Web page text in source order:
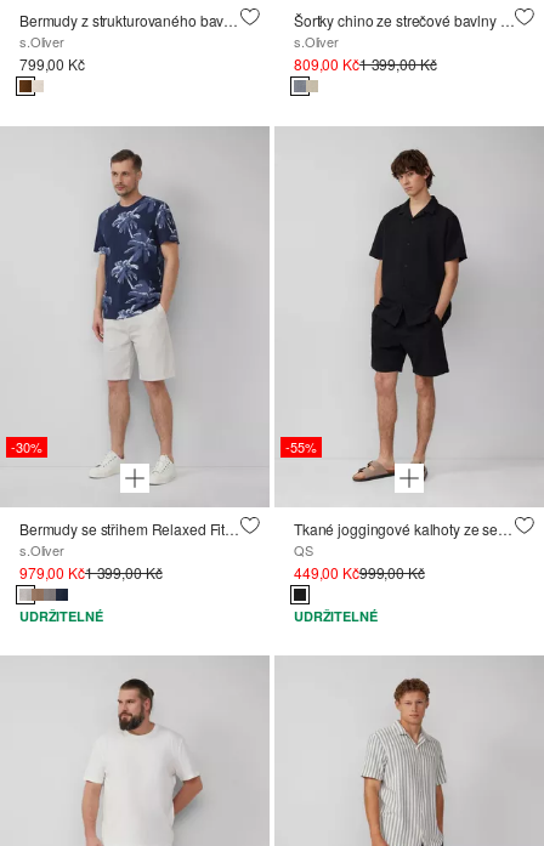
Bermudy z strukturovaného bavlněného žerzeje
s.Oliver
799,00 Kč
Šortky chino ze strečové bavlny s melírovaným vzhledem
s.Oliver
809,00 Kč1 399,00 Kč
-30%
Bermudy se střihem Relaxed Fit, s drobným vzorem a elastickým pasem
s.Oliver
979,00 Kč1 399,00 Kč
UDRŽITELNÉ
-55%
Tkané joggingové kalhoty ze seersuckeru
QS
449,00 Kč999,00 Kč
UDRŽITELNÉ